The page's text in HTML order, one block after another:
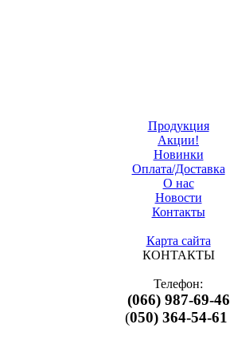
Продукция
Акции!
Новинки
Оплата/Доставка
О нас
Новости
Контакты
Карта сайта
КОНТАКТЫ
Телефон:
(066) 987-69-46
(050) 364-54-61